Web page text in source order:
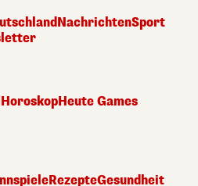
NachrichtenSport
HoroskopHeute Games
RezepteGesundheit